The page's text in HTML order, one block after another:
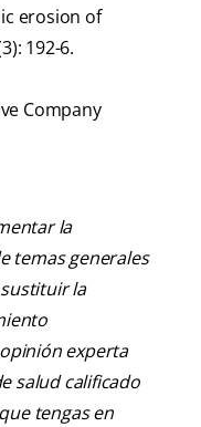
erosion of
192-6.
Company
la
temas generales
la
experta
salud calificado
tengas en